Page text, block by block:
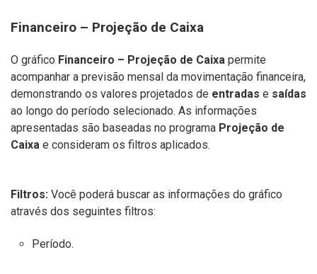
Financeiro – Projeção de Caixa
O gráfico Financeiro – Projeção de Caixa permite
acompanhar a previsão mensal da movimentação financeira,
demonstrando os valores projetados de entradas e saídas
ao longo do período selecionado. As informações
apresentadas são baseadas no programa Projeção de
Caixa e consideram os filtros aplicados.
Filtros: Você poderá buscar as informações do gráfico
através dos seguintes filtros:
Período.